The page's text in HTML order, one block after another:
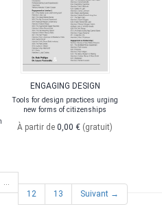
ENGAGING DESIGN
Tools for design practices urging
new forms of citizenships
À partir de 0,00 € (gratuit)
12
13 Suivant →